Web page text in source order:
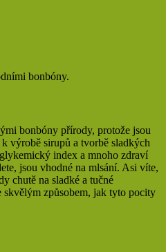
bonbóny.
bonbóny přírody, protože jsou
výrobě sirupů a tvorbě sladkých
index a mnoho zdraví
jsou vhodné na mlsání. Asi víte,
chutě na sladké a tučné
způsobem, jak tyto pocity